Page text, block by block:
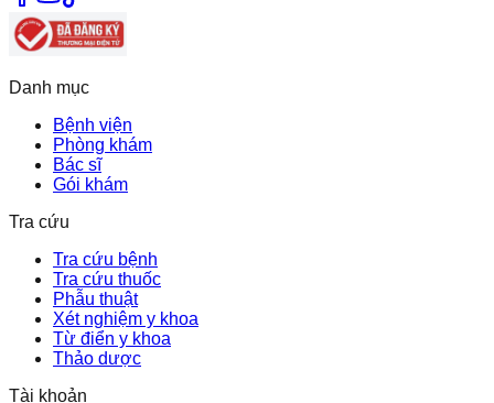
Danh mục
Bệnh viện
Phòng khám
Bác sĩ
Gói khám
Tra cứu
Tra cứu bệnh
Tra cứu thuốc
Phẫu thuật
Xét nghiệm y khoa
Từ điển y khoa
Thảo dược
Tài khoản